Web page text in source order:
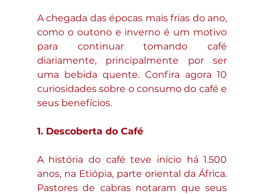
A chegada das épocas mais frias do ano,
como o outono e inverno é um motivo
para continuar tomando café
diariamente, principalmente por ser
uma bebida quente. Confira agora 10
curiosidades sobre o consumo do café e
seus benefícios.
1. Descoberta do Café
A história do café teve início há 1.500
anos, na Etiópia, parte oriental da África.
Pastores de cabras notaram que seus